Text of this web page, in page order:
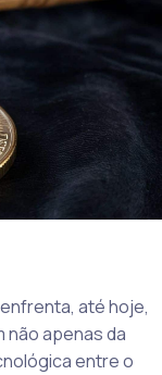
até hoje,
apenas da
entre o